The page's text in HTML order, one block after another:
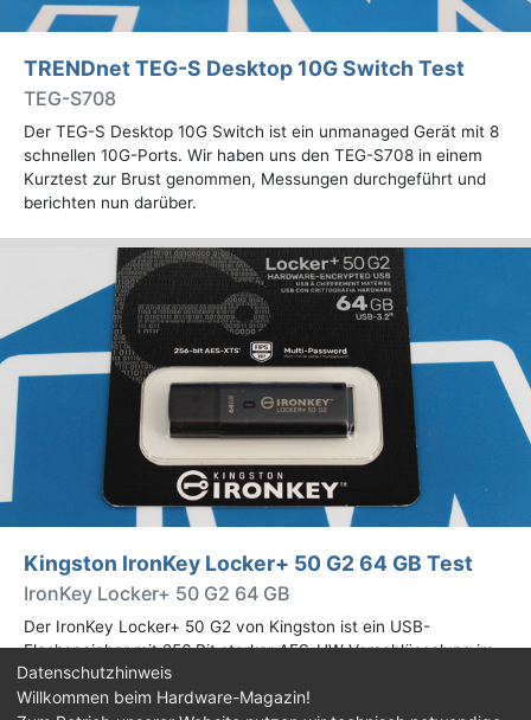
TRENDnet TEG-S Desktop 10G Switch Test
TEG-S708
Der TEG-S Desktop 10G Switch ist ein unmanaged Gerät mit 8
schnellen 10G-Ports. Wir haben uns den TEG-S708 in einem
Kurztest zur Brust genommen, Messungen durchgeführt und
berichten nun darüber.
Kingston IronKey Locker+ 50 G2 64 GB Test
IronKey Locker+ 50 G2 64 GB
Der IronKey Locker+ 50 G2 von Kingston ist ein USB-
Flashspeicher mit 256 Bit starker AES-HW-Verschlüsselung im
XTS-Modus. Wir haben das 64-GB-Modell im Praxistest
genauer begutachtet.
Datenschutzhinweis
Willkommen beim Hardware-Magazin!